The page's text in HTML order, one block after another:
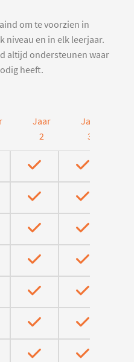
om te voorzien in
niveau en in elk leerjaar.
altijd ondersteunen waar
heeft.
Jaar
2
Jaar
3